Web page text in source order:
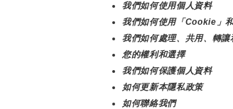
我們如何使用個人資料
我們如何使用「Cookie」
我們如何處理、共用、轉
您的權利和選擇
我們如何保護個人資料
如何更新本隱私政策
如何聯絡我們